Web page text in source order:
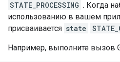
STATE_PROCESSING . Когда
использованию в вашем
присваивается state
Например, выполните вызов